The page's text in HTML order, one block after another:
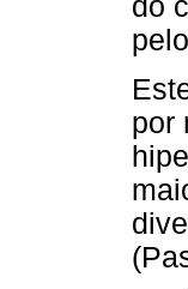
do
por